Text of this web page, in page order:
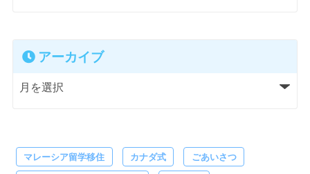
アーカイブ
マレーシア留学移住 カナダ式 ごあいさつ